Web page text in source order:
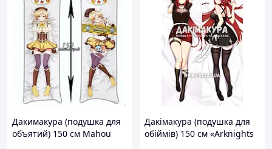
Дакимакура (подушка для
объятий) 150 см Mahou
Дакімакура (подушка для
обіймів) 150 см «Arknights